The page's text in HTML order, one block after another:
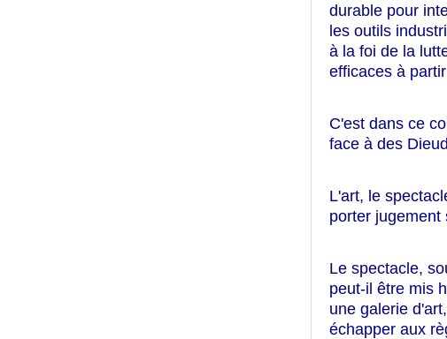
durable pour
les outils
à la foi de la
efficaces à
C'est dans ce
face à des
L'art, le
porter jugement
Le spectacle,
peut-il être mis
une galerie
échapper aux